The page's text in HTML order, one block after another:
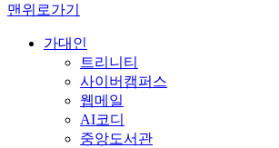
맨위로가기
가대인
트리니티
사이버캠퍼스
웹메일
AI코디
중앙도서관